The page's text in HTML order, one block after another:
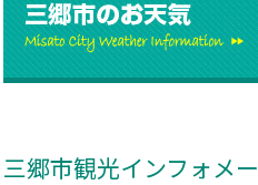
三郷市観光インフォメ